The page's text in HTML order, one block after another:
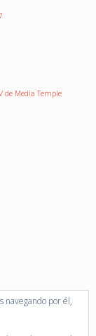
de Media Temple
navegando por él,